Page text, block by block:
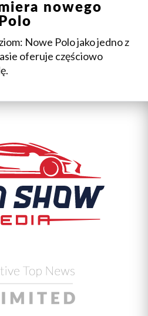
nowego
Nowe Polo jako jedno z
oferuje częściowo